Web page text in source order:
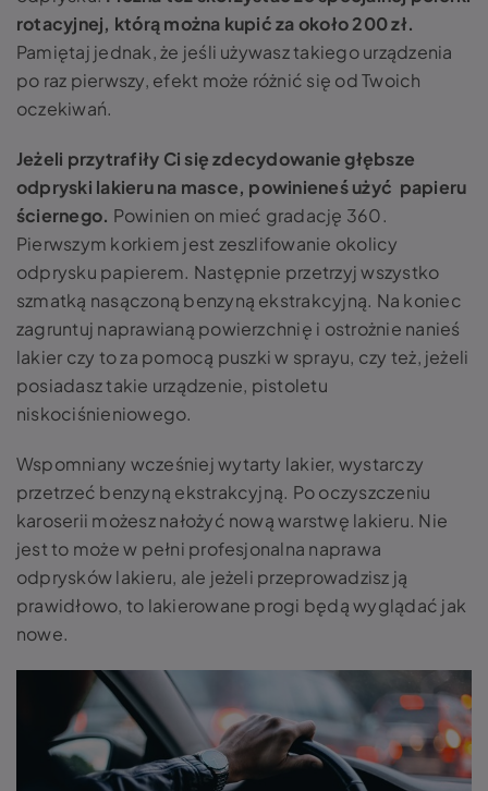
rotacyjnej, którą można kupić za około 200 zł.
Pamiętaj jednak, że jeśli używasz takiego urządzenia
po raz pierwszy, efekt może różnić się od Twoich
oczekiwań.
Jeżeli przytrafiły Ci się zdecydowanie głębsze
odpryski lakieru na masce, powinieneś użyć papieru
ściernego. Powinien on mieć gradację 360.
Pierwszym korkiem jest zeszlifowanie okolicy
odprysku papierem. Następnie przetrzyj wszystko
szmatką nasączoną benzyną ekstrakcyjną. Na koniec
zagruntuj naprawianą powierzchnię i ostrożnie nanieś
lakier czy to za pomocą puszki w sprayu, czy też, jeżeli
posiadasz takie urządzenie, pistoletu
niskociśnieniowego.
Wspomniany wcześniej wytarty lakier, wystarczy
przetrzeć benzyną ekstrakcyjną. Po oczyszczeniu
karoserii możesz nałożyć nową warstwę lakieru. Nie
jest to może w pełni profesjonalna naprawa
odprysków lakieru, ale jeżeli przeprowadzisz ją
prawidłowo, to lakierowane progi będą wyglądać jak
nowe.